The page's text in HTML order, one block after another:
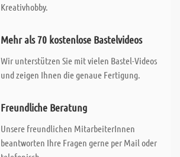
Kreativhobby.
Mehr als 70 kostenlose Bastelvideos
Wir unterstützen Sie mit vielen Bastel-Videos
und zeigen Ihnen die genaue Fertigung.
Freundliche Beratung
Unsere freundlichen MitarbeiterInnen
beantworten Ihre Fragen gerne per Mail oder